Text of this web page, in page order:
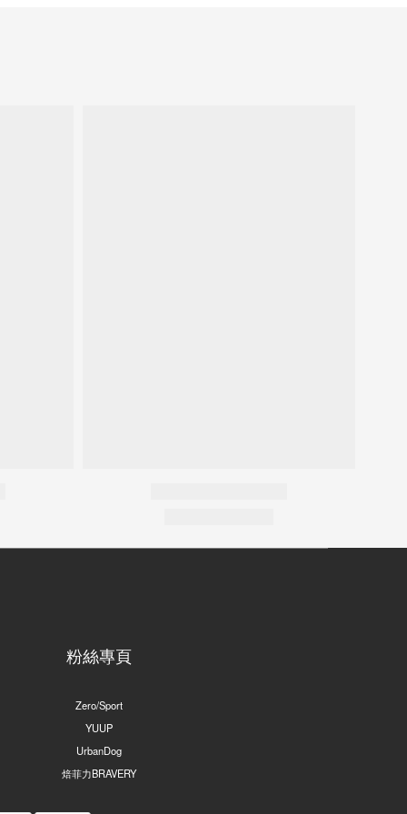
粉絲專頁
Zero/Sport
YUUP
UrbanDog
焙菲力BRAVERY